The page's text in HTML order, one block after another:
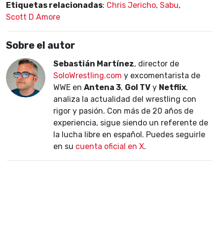
Etiquetas relacionadas: Chris Jericho, Sabu,
Scott D Amore
Sobre el autor
Sebastián Martínez, director de
SoloWrestling.com y excomentarista de
WWE en Antena 3, Gol TV y Netflix,
analiza la actualidad del wrestling con
rigor y pasión. Con más de 20 años de
experiencia, sigue siendo un referente de
la lucha libre en español. Puedes seguirle
en su cuenta oficial en X.